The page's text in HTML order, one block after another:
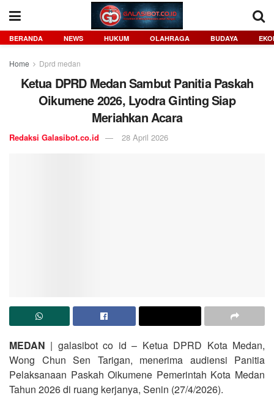
BERANDA NEWS HUKUM OLAHRAGA BUDAYA
Home Dprd medan
Ketua DPRD Medan Sambut Panitia Paskah
Oikumene 2026, Lyodra Ginting Siap
Meriahkan Acara
Redaksi Galasibot.co.id 28 April 2026
MEDAN | galasibot co id – Ketua DPRD Kota Medan,
Wong Chun Sen Tarigan, menerima audiensi Panitia
Pelaksanaan Paskah Oikumene Pemerintah Kota Medan
Tahun 2026 di ruang kerjanya, Senin (27/4/2026).